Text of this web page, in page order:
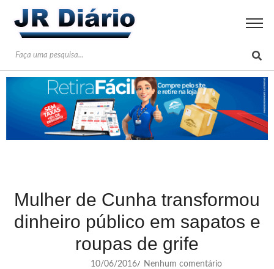
Mulher de Cunha transformou
dinheiro público em sapatos e
roupas de grife
10/06/2016/ Nenhum comentário